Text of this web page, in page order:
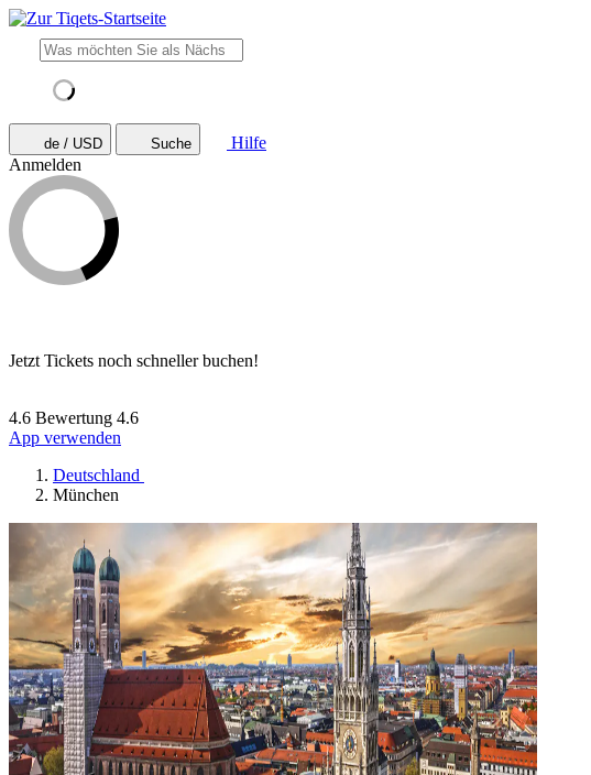
de / USD Suche
Hilfe
Anmelden
Jetzt Tickets noch schneller buchen!
4.6 Bewertung 4.6
App verwenden
Deutschland
München